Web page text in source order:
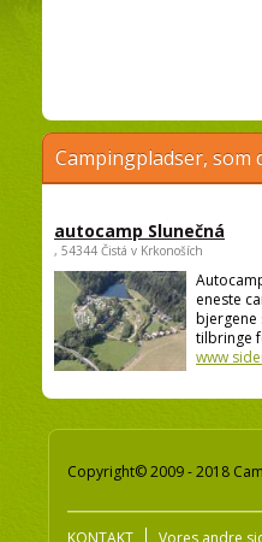
Campingpladser,
autocamp Slunečná
, 54344 Čistá v Krkonoších
eneste
bjergene
tilbringe
www
Copyright© 2009 - 2018